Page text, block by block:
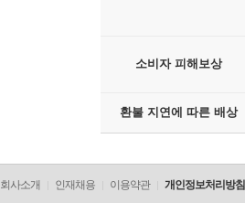
소비자 피해보상
환불 지연에 따른 배상
회사소개 인재채용 이용약관 개인정보처리방침